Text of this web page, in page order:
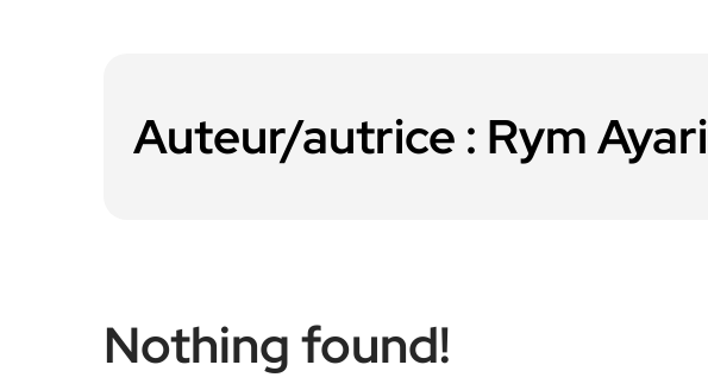
Auteur/autrice : Rym Ayari
Nothing found!